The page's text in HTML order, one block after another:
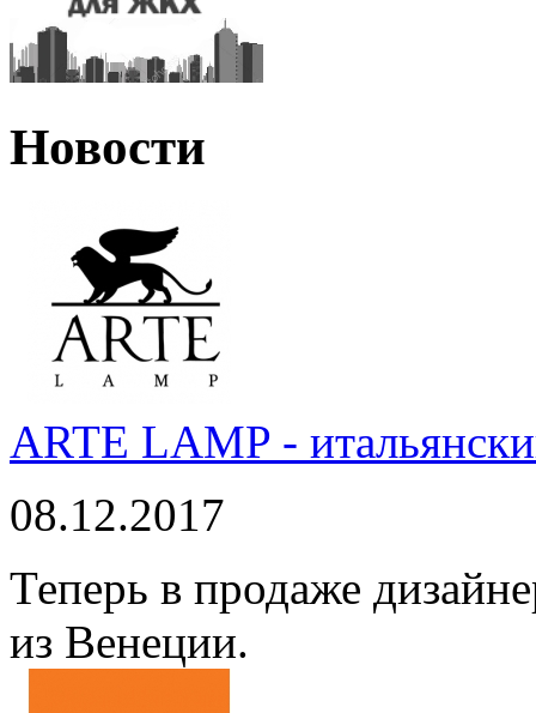
Новости
ARTE LAMP -
08.12.2017
Теперь в продаже
из Венеции.